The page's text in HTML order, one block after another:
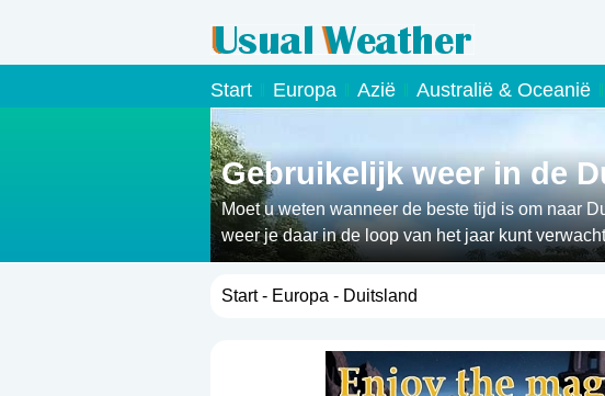
Start Europa Azië Australië & Oceanië
Gebruikelijk weer in de
Moet u weten wanneer de beste tijd is om naar
weer je daar in de loop van het jaar kunt
Start- Europa - Duitsland